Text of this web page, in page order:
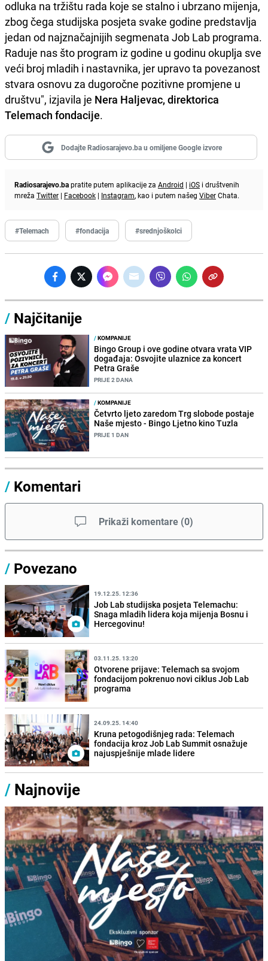
odluka na tržištu rada koje se stalno i ubrzano mijenja,
zbog čega studijska posjeta svake godine predstavlja
jedan od najznačajnijih segmenata Job Lab programa.
Raduje nas što program iz godine u godinu okuplja sve
veći broj mladih i nastavnika, jer upravo ta povezanost
stvara osnovu za dugoročne pozitivne promjene u
društvu", izjavila je Nera Haljevac, direktorica
Telemach fondacije.
Dodajte Radiosarajevo.ba u omiljene Google izvore
Radiosarajevo.bapratite putem aplikacije za Android | iOS i društvenih
mreža Twitter | Facebook | Instagram, kao i putem našeg ViberChata.
#Telemach #fondacija #srednjoškolci
/ Najčitanije
/KOMPANIJE
Bingo Group i ove godine otvara vrata VIP
događaja: Osvojite ulaznice za koncert
Petra Graše
PRIJE 2 DANA
/KOMPANIJE
Četvrto ljeto zaredom Trg slobode postaje
Naše mjesto - Bingo Ljetno kino Tuzla
PRIJE 1 DAN
/ Komentari
Prikaži komentare (0)
/ Povezano
19.12.25. 12:36
Job Lab studijska posjeta Telemachu:
Snaga mladih lidera koja mijenja Bosnu i
Hercegovinu!
03.11.25. 13:20
Otvorene prijave: Telemach sa svojom
fondacijom pokrenuo novi ciklus Job Lab
programa
24.09.25. 14:40
Kruna petogodišnjeg rada: Telemach
fondacija kroz Job Lab Summit osnažuje
najuspješnije mlade lidere
/ Najnovije